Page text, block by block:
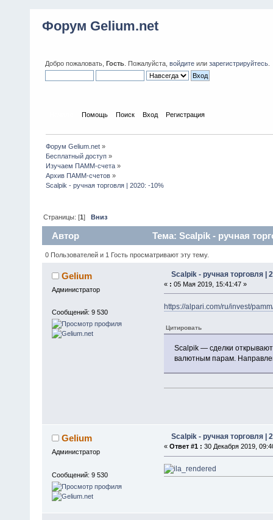
Форум Gelium.net
Добро пожаловать, Гость . Пожалуйста, войдите или зарегистрируйтесь
Помощь Поиск Вход Регистрация
Форум Gelium.net »
Бесплатный доступ »
Изучаем ПАММ-счета »
Архив ПАММ-счетов »
Scalpik - ручная торговля | 2020: -10%
Страницы: [1]Вниз
Автор Тема: Scalpik - ручная
0 Пользователей и 1 Гость просматривают эту тему.
Gelium
Администратор
Сообщений: 9 530
Scalpik - ручная торговля |
« : 05 Мая 2019, 15:41:47 »
https://alpari.com/ru/invest/
Цитировать
Scalpik — сделки
валютным парам.
Gelium
Администратор
Сообщений: 9 530
Scalpik - ручная торговля |
« Ответ #1 : 30 Декабря 2019,